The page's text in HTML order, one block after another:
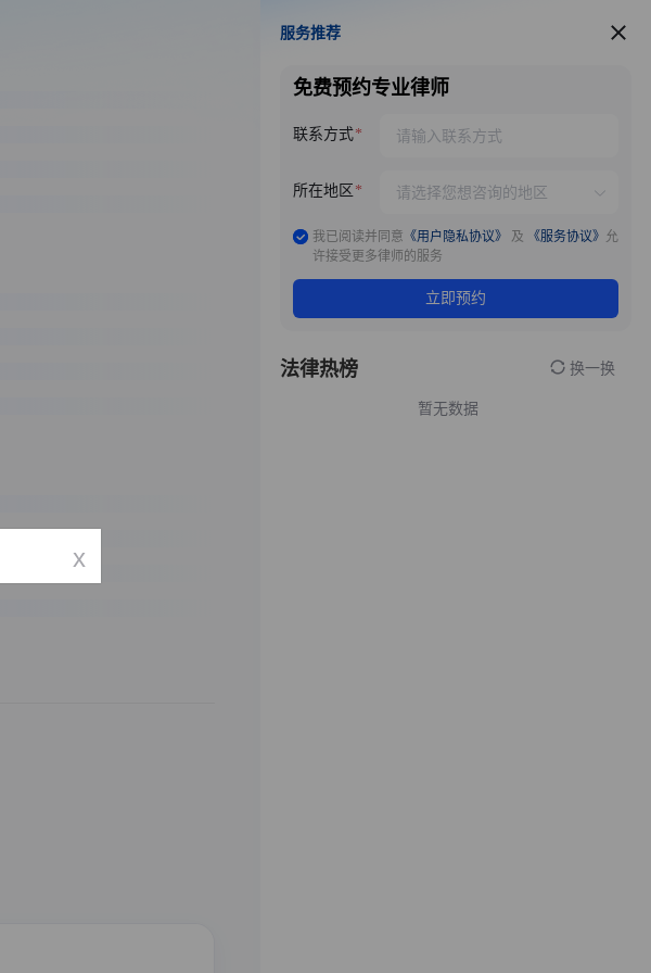
服务推荐
服务推荐
免费预约专业律师
联系方式
所在地区
我已阅读并同意 《用户隐私协议》 及 《服务协议》 允
许接受更多律师的服务
立即预约
法律热榜 换一换
暂无数据
x